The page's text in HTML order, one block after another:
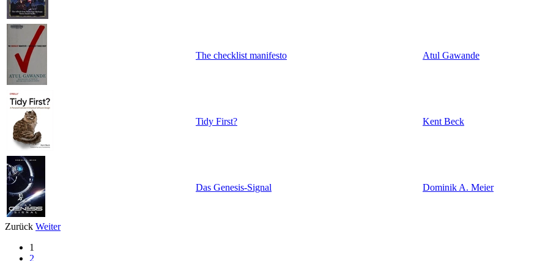
The checklist manifesto Atul Gawande
Tidy First? Kent Beck
Das Genesis-Signal Dominik A. Meier
Zurück Weiter
1
2